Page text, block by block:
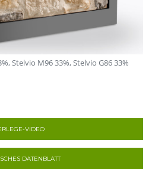
Stelvio M96 33%, Stelvio G86 33%
VIDEO
DATENBLATT